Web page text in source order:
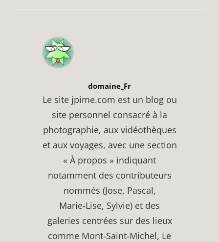
Author:
domaine_Fr
Le site jpime.com est un blog ou
site personnel consacré à la
photographie, aux vidéothèques
et aux voyages, avec une section
« À propos » indiquant
notamment des contributeurs
nommés (Jose, Pascal,
Marie‑Lise, Sylvie) et des
galeries centrées sur des lieux
comme Mont‑Saint‑Michel, Le